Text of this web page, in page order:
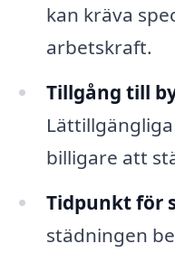
kan kräva
arbetskraft.
Tillgång till
billigare att
Tidpunkt för
städningen